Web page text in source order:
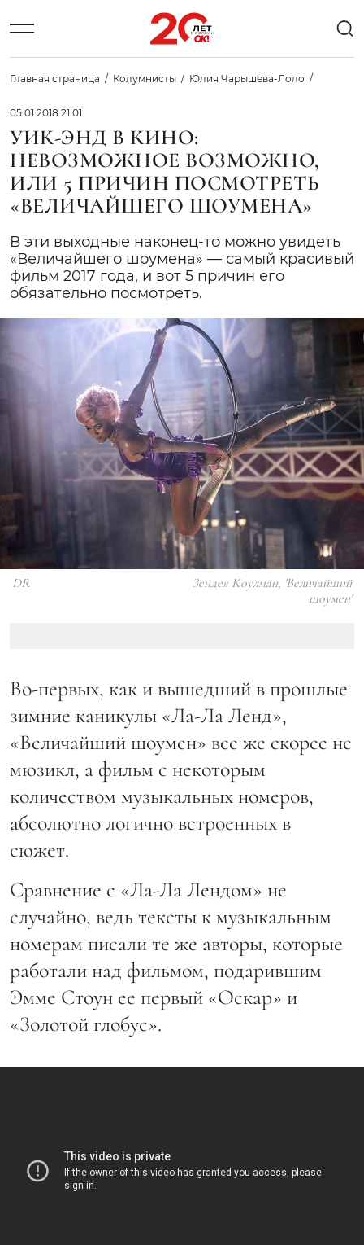
Главная страница Колумнисты Юлия Чарышева-Лоло
05.01.2018 21:01
УИК-ЭНД В КИНО:
НЕВОЗМОЖНОЕ ВОЗМОЖНО,
ИЛИ 5 ПРИЧИН ПОСМОТРЕТЬ
«ВЕЛИЧАЙШЕГО ШОУМЕНА»
В эти выходные наконец-то можно увидеть
«Величайшего шоумена» — самый красивый
фильм 2017 года, и вот 5 причин его
обязательно посмотреть.
DR
Зендея Коулман, 'Величайший
шоумен'
Во-первых, как и вышедший в прошлые
зимние каникулы «Ла-Ла Ленд»,
«Величайший шоумен» все же скорее не
мюзикл, а фильм с некоторым
количеством музыкальных номеров,
абсолютно логично встроенных в
сюжет.
Сравнение с «Ла-Ла Лендом» не
случайно, ведь тексты к музыкальным
номерам писали те же авторы, которые
работали над фильмом, подарившим
Эмме Стоун ее первый «Оскар» и
«Золотой глобус».